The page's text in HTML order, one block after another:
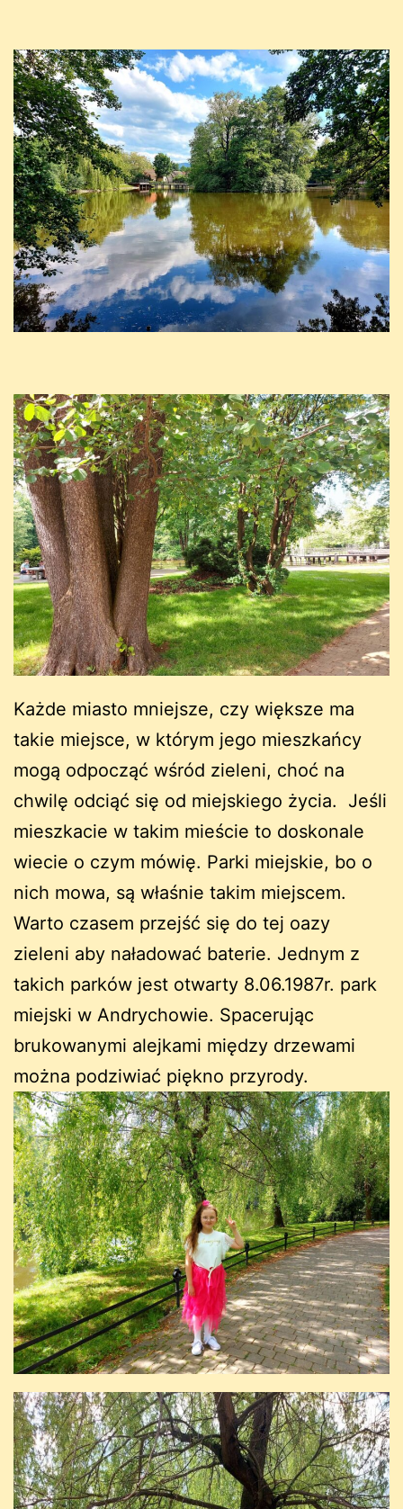
Każde miasto mniejsze, czy większe ma
takie miejsce, w którym jego mieszkańcy
mogą odpocząć wśród zieleni, choć na
chwilę odciąć się od miejskiego życia. Jeśli
mieszkacie w takim mieście to doskonale
wiecie o czym mówię. Parki miejskie, bo o
nich mowa, są właśnie takim miejscem.
Warto czasem przejść się do tej oazy
zieleni aby naładować baterie. Jednym z
takich parków jest otwarty 8.06.1987r. park
miejski w Andrychowie. Spacerując
brukowanymi alejkami między drzewami
można podziwiać piękno przyrody.